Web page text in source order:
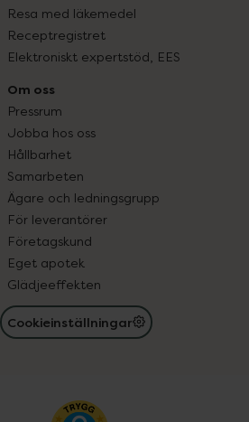
Resa med läkemedel
Receptregistret
Elektroniskt expertstöd, EES
Om oss
Pressrum
Jobba hos oss
Hållbarhet
Samarbeten
Ägare och ledningsgrupp
För leverantörer
Företagskund
Eget apotek
Glädjeeffekten
Cookieinställningar